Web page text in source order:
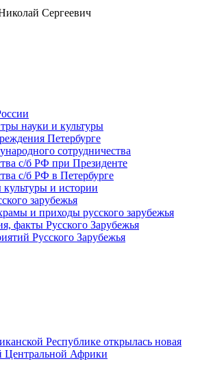
Сергеевич
науки и культуры
Петербурге
сотрудничества
с/б РФ при Президенте
с/б РФ в Петербурге
и истории
зарубежья
и приходы русского зарубежья
факты Русского Зарубежья
Русского Зарубежья
Республике открылась новая
Центральной Африки